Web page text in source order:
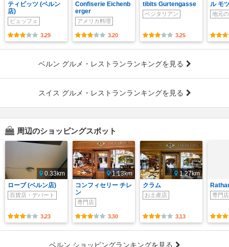
ティビッツ (ベルン
店)
ビュッフェ
3.29
Confiserie Eichenb
erger
アメリカ料理
3.20
tibits Gurtengasse
ベジタリアン
3.25
ル モ
地元
ベルン グルメ・レストランランキングを見る
スイス グルメ・レストランランキングを見る
周辺のショッピングスポット
0.33km
ローブ (ベルン店)
百貨店・デパート
3.23
1.13km
コンフィセリー チレ
ン
専門店
3.30
1.27km
クラム
お土産店
3.13
専門店
ベルン ショッピングランキングを見る